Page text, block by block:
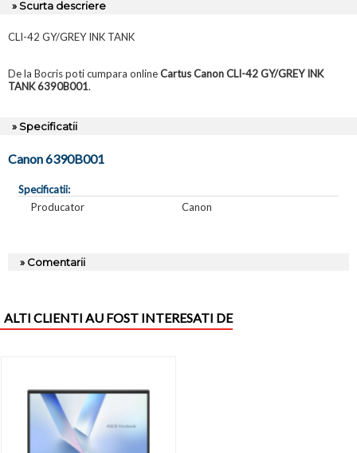
» Scurta descriere
CLI-42 GY/GREY INK TANK
De la Bocris poti cumpara onlineCartus Canon CLI-42 GY/GREY INK
TANK 6390B001.
» Specificatii
Canon 6390B001
Specificatii:
Producator
Canon
» Comentarii
ALTI CLIENTI AU FOST INTERESATI DE